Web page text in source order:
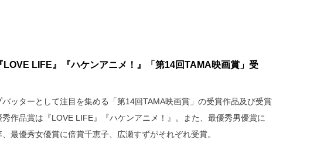
LOVE LIFE』『ハケンアニメ！』「第14回TAMA映画賞」受
バッターとして注目を集める「第14回TAMA映画賞」の受賞作品及び受賞
作品賞は『LOVE LIFE』『ハケンアニメ！』。また、最優秀男優賞に
最優秀女優賞に倍賞千恵子、広瀬すずがそれぞれ受賞。